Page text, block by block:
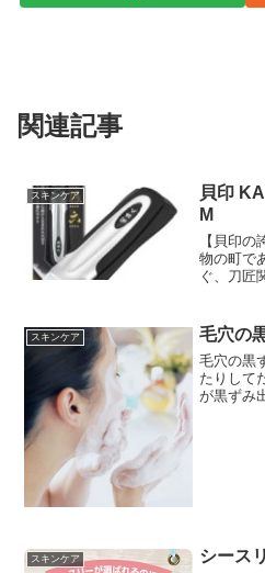
関連記事
スキンケア
貝印
M
【貝印
物の町で
ぐ、刀匠
【鋭い切
には、シ
スキンケア 毛穴の
毛穴の黒
たりして
が黒ずみ
スキンケア シース